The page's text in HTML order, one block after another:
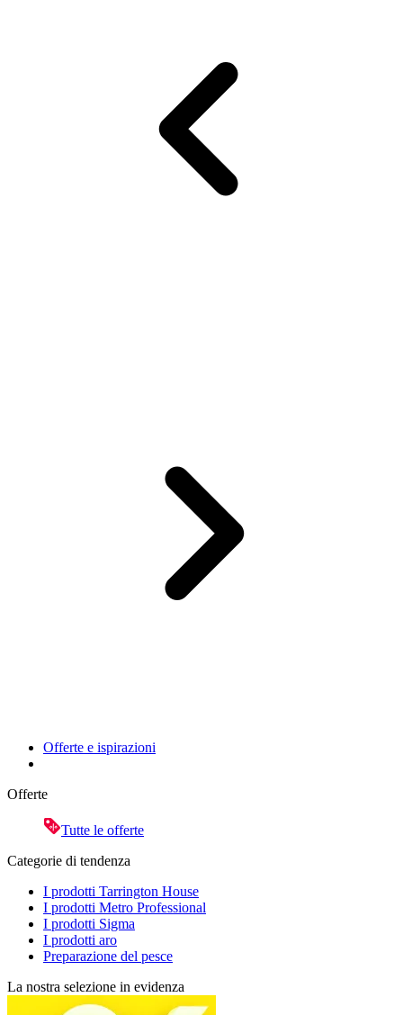
Offerte e ispirazioni
Offerte
Tutte le offerte
Categorie di tendenza
I prodotti Tarrington House
I prodotti Metro Professional
I prodotti Sigma
I prodotti aro
Preparazione del pesce
La nostra selezione in evidenza